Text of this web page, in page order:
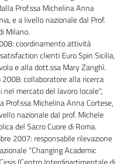
Prof.ssa Michelina Anna
e a livello nazionale dal Prof.
Milano.
coordinamento attività
clienti Euro Spin Sicilia,
e alla dott.ssa Mary Zanghì.
collaboratore alla ricerca
mercato del lavoro locale",
Michelina Anna Cortese,
nazionale dal prof. Michele
del Sacro Cuore di Roma.
2007: responsabile rilevazione
“Changing Academic